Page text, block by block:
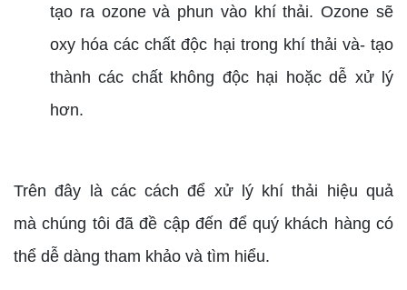
tạo ra ozone và phun vào khí thải. Ozone sẽ
oxy hóa các chất độc hại trong khí thải và- tạo
thành các chất không độc hại hoặc dễ xử lý
hơn.
Trên đây là các cách để xử lý khí thải hiệu quả
mà chúng tôi đã đề cập đến để quý khách hàng có
thể dễ dàng tham khảo và tìm hiểu.